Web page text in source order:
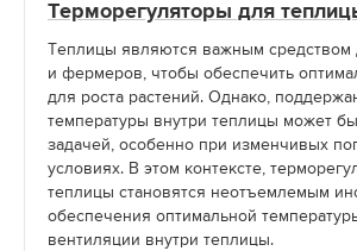
Терморегуляторы для
Теплицы являются важным средством
и фермеров, чтобы обеспечить
для роста растений. Однако,
температуры внутри теплицы может
задачей, особенно при изменчивых
условиях. В этом контексте,
теплицы становятся неотъемлемым
обеспечения оптимальной
вентиляции внутри теплицы.